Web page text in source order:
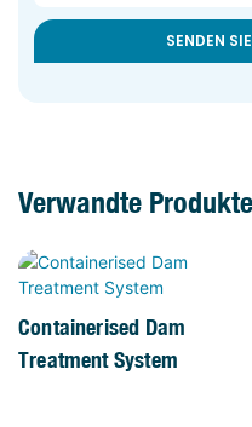
SENDEN
Verwandte Produkte
Containerised Dam
Treatment System